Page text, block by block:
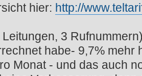
hier: http://
3
habe- 9,7% mehr
Monat - und das auch